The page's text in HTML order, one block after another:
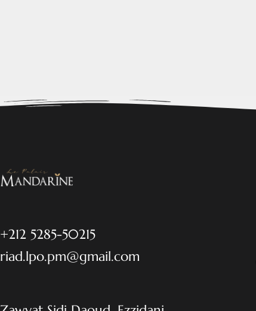
+212 5285-50215
riad.lpo.pm@gmail.com